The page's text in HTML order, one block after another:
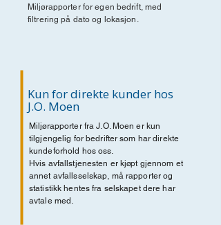
Miljørapporter for egen bedrift, med
filtrering på dato og lokasjon.
Kun for direkte kunder hos
J.O. Moen
Miljørapporter fra J.O. Moen er kun
tilgjengelig for bedrifter som har direkte
kundeforhold hos oss.
Hvis avfallstjenesten er kjøpt gjennom et
annet avfallsselskap, må rapporter og
statistikk hentes fra selskapet dere har
avtale med.